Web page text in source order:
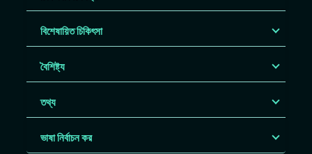
বিশেষায়িত চিকিৎসা
বৈশিষ্ট্য
তথ্য
ভাষা নির্বাচন কর